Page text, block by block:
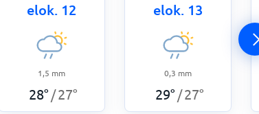
elok. 12
1,5 mm
28° /27°
elok. 13
0,3 mm
29° /27°